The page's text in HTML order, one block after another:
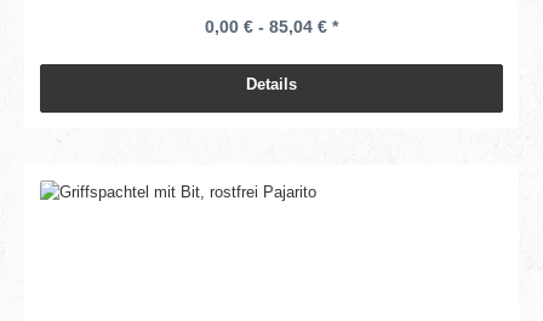
0,00 € - 85,04 € *
Details